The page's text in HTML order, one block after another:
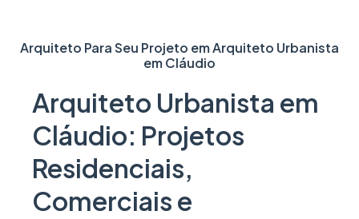
Arquiteto Para Seu Projeto emArquiteto Urbanista
em Cláudio
Arquiteto Urbanista em
Cláudio: Projetos
Residenciais,
Comerciais e